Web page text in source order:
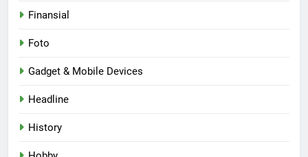
Finansial
Foto
Gadget & Mobile Devices
Headline
History